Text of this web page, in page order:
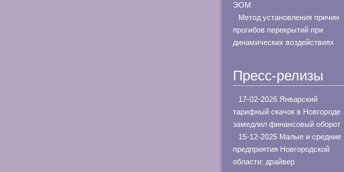
ЭОМ
Метод установления причин
прогибов перекрытий при
динамических воздействиях
Пресс-релизы
17-02-2026 Январский
тарифный скачок в Новгороде
замедлил финансовый оборот
15-12-2025 Малые и средние
предприятия Новгородской
области: драйвер